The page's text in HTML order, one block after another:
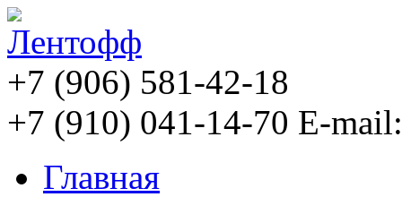
+7 (906) 581-42-18
+7 (910) 041-14-70 E-
Главная